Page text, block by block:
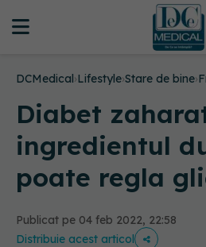
DCMedical›Lifestyle›Stare de bine›
Diabet
ingredientul
poate regla
Publicat pe 04 feb 2022, 22:58
Distribuie acest articol